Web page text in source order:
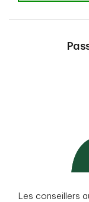
Les conseillers